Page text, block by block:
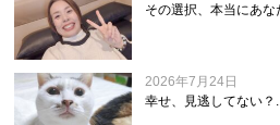
その選択、本当にあな
2026年7月24日
幸せ、見逃してない？